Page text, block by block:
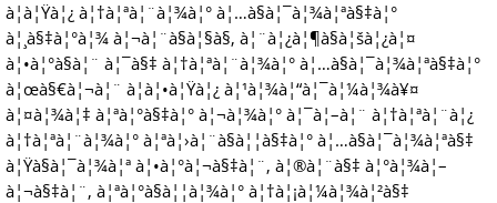
à¦à¦Ÿà¦¿ à¦†à¦ªà¦¨à¦¾à¦° à¦…à§à¦¯à¦¾à¦ªà§‡à¦°
à¦¸à§‡à¦°à¦¾ à¦¬à¦¨à§à¦§à§, à¦¨à¦¿à¦¶à§à¦šà¦¿à¦¤
à¦•à¦°à§à¦¨ à¦¯à§‡ à¦†à¦ªà¦¨à¦¾à¦° à¦…à§à¦¯à¦¾à¦ªà§‡à¦°
à¦œà§€à¦¬à¦¨ à¦à¦•à¦Ÿà¦¿ à¦¹à¦¾à¦“à¦¯à¦¼à¦¾à¥¤
à¦¤à¦¾à¦‡ à¦ªà¦°à§‡à¦° à¦¬à¦¾à¦° à¦¯à¦–à¦¨ à¦†à¦ªà¦¨à¦¿
à¦†à¦ªà¦¨à¦¾à¦° à¦ªà¦›à¦¨à§à¦¦à§‡à¦° à¦…à§à¦¯à¦¾à¦ªà§‡
à¦Ÿà§à¦¯à¦¾à¦ª à¦•à¦°à¦¬à§‡à¦¨, à¦®à¦¨à§‡ à¦°à¦¾à¦–
à¦¬à§‡à¦¨, à¦ªà¦°à§à¦¦à¦¾à¦° à¦†à¦¡à¦¼à¦¾à¦²à§‡